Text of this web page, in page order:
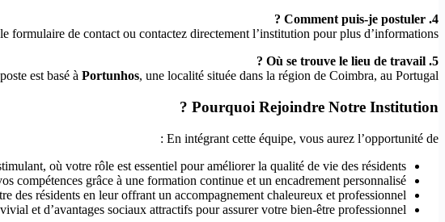
4. Comment puis-je postuler ?
formulaire de contact ou contactez directement l’institution pour plus d’informations.
5. Où se trouve le lieu de travail ?
est basé à Portunhos, une localité située dans la région de Coimbra, au Portugal.
Pourquoi Rejoindre Notre Institution ?
En intégrant cette équipe, vous aurez l’opportunité de :
où votre rôle est essentiel pour améliorer la qualité de vie des résidents.
compétences grâce à une formation continue et un encadrement personnalisé.
des résidents en leur offrant un accompagnement chaleureux et professionnel.
et d’avantages sociaux attractifs pour assurer votre bien-être professionnel.